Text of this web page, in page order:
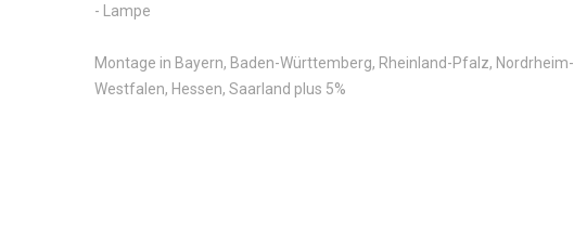
- Lampe
Montage in Bayern, Baden-Württemberg, Rheinland-Pfalz, Nordrheim-
Westfalen, Hessen, Saarland plus 5%